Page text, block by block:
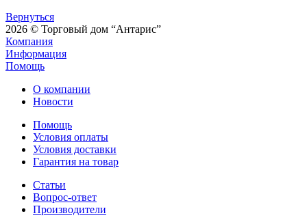
Вернуться
2026 © Торговый дом “Антарис”
Компания
Информация
Помощь
О компании
Новости
Помощь
Условия оплаты
Условия доставки
Гарантия на товар
Статьи
Вопрос-ответ
Производители